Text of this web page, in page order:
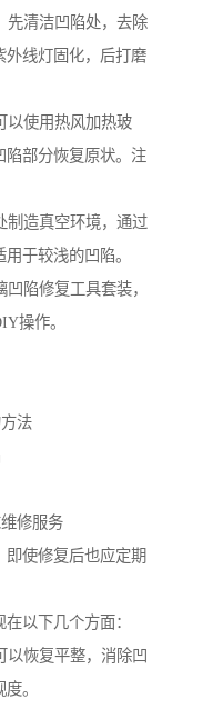
先清洁凹陷处，去除
外线灯固化，后打磨
以使用热风加热玻
陷部分恢复原状。注
制造真空环境，通过
于较浅的凹陷。
陷修复工具套装，
操作。
法
修服务
即使修复后也应定期
以下几个方面：
以恢复平整，消除凹
。